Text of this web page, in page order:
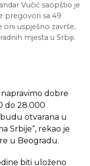
Vučić saopštio je
pregovori sa 49
oni uspješno završe,
mjesta u Srbiji.
dobre
do 28.000
otvarana u
Srbije“, rekao je
u Beogradu.
biti uloženo